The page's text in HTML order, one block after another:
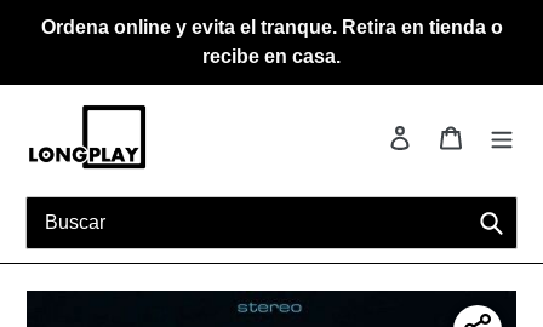
directamente
contenido
Ordena online y evita el tranque. Retira en tienda o
recibe en casa.
Ingresar Carrito